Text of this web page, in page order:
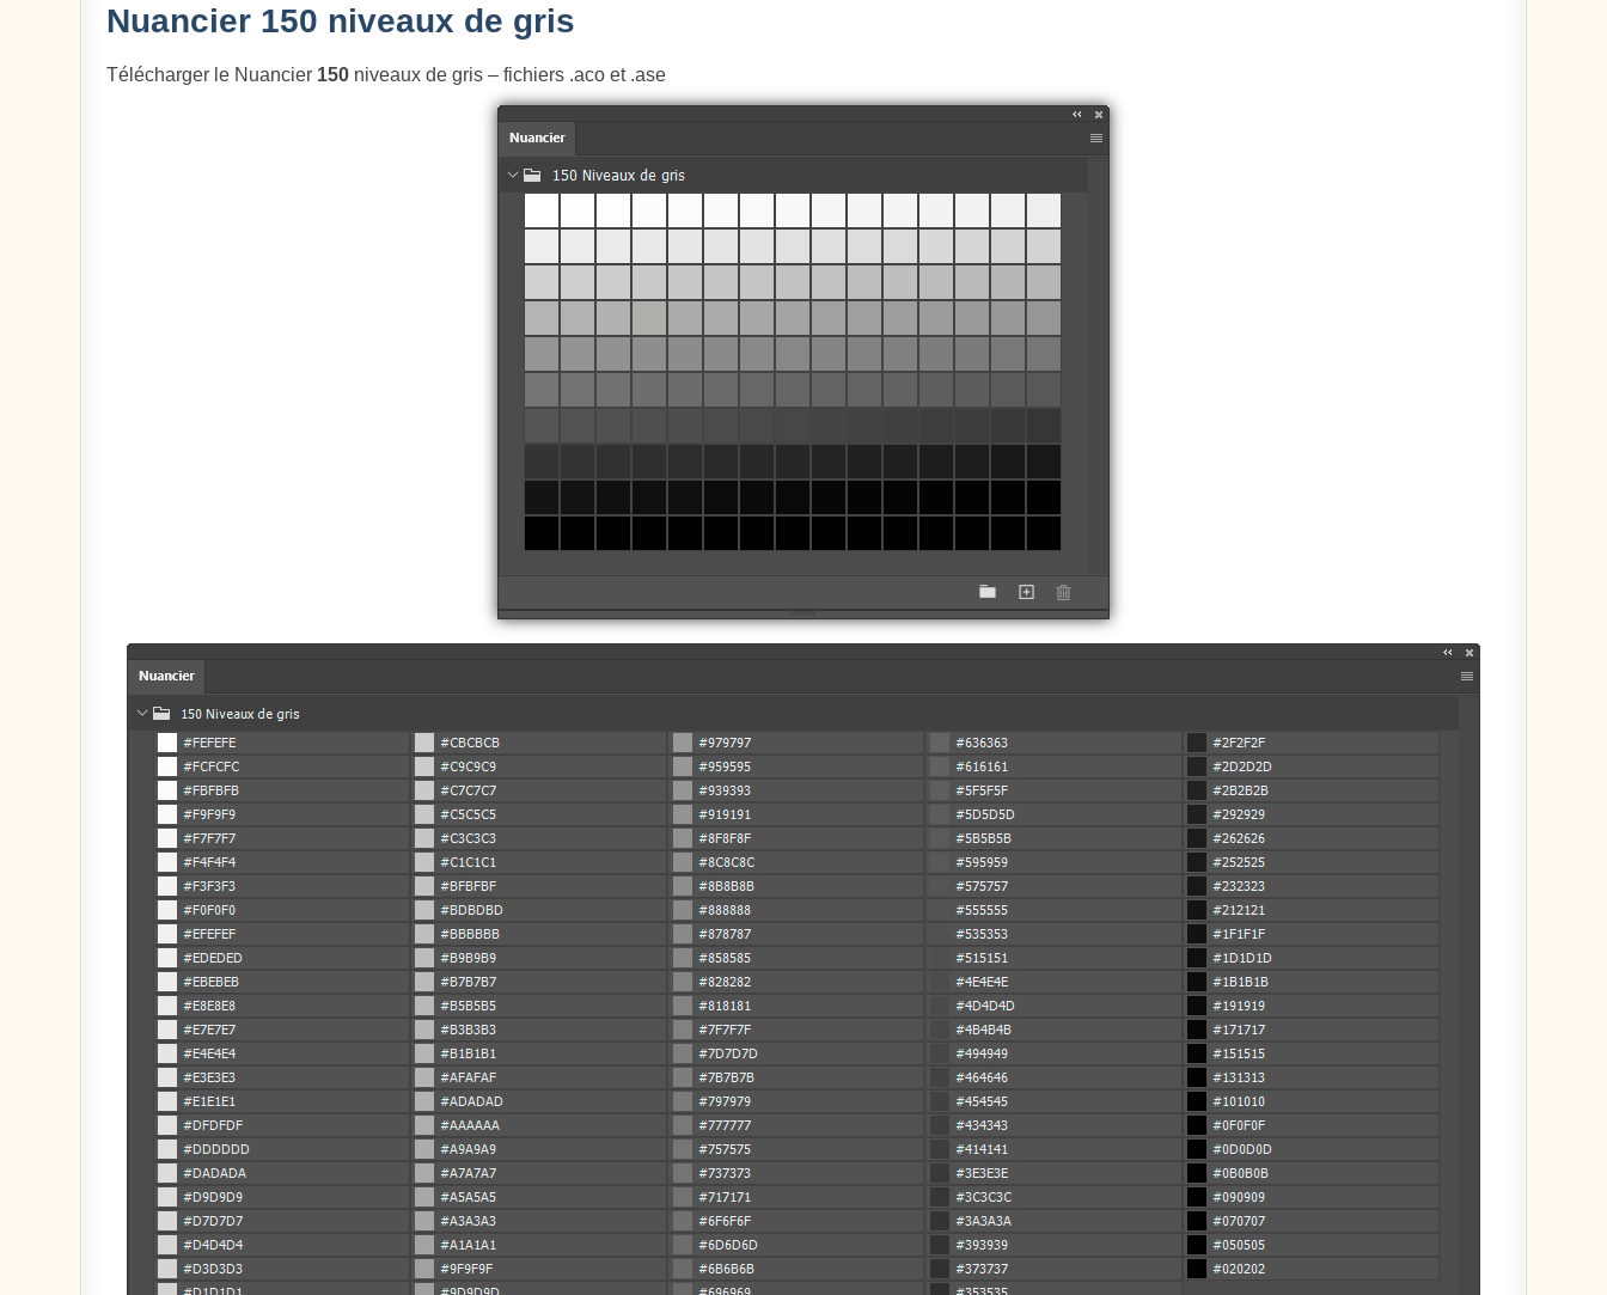
Nuancier 150 niveaux de gris
Télécharger le Nuancier 150 niveaux de gris – fichiers .aco et .ase